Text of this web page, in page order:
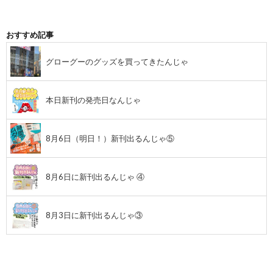
おすすめ記事
グローグーのグッズを買ってきたんじゃ
本日新刊の発売日なんじゃ
8月6日（明日！）新刊出るんじゃ⑤
8月6日に新刊出るんじゃ ④
8月3日に新刊出るんじゃ③